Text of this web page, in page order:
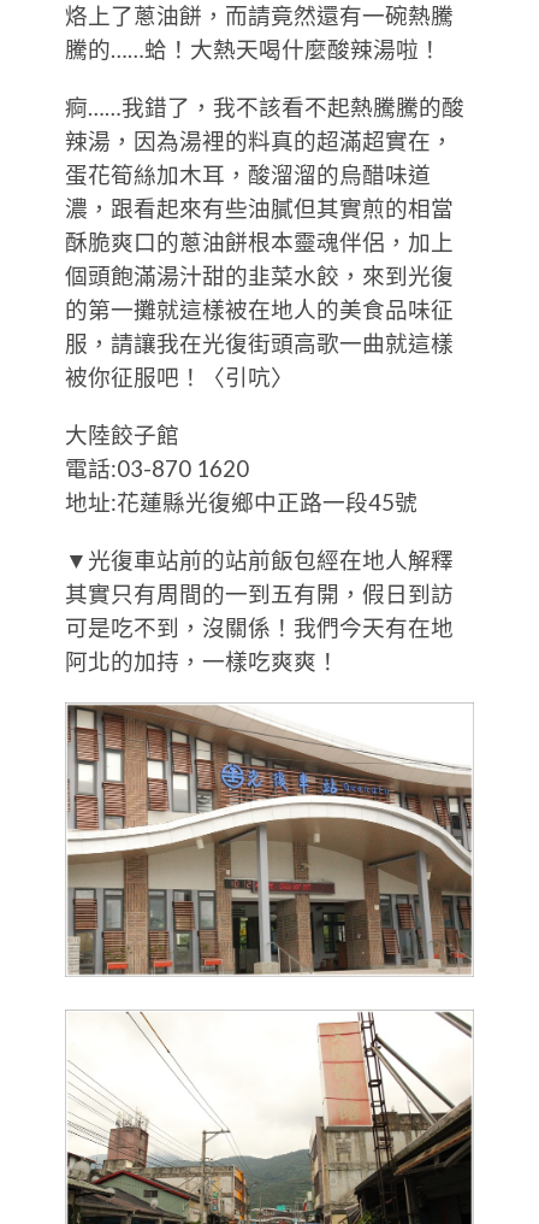
烙上了蔥油餅，而請竟然還有一碗熱騰
騰的……蛤！大熱天喝什麼酸辣湯啦！
痾……我錯了，我不該看不起熱騰騰的酸
辣湯，因為湯裡的料真的超滿超實在，
蛋花筍絲加木耳，酸溜溜的烏醋味道
濃，跟看起來有些油膩但其實煎的相當
酥脆爽口的蔥油餅根本靈魂伴侶，加上
個頭飽滿湯汁甜的韭菜水餃，來到光復
的第一攤就這樣被在地人的美食品味征
服，請讓我在光復街頭高歌一曲就這樣
被你征服吧！〈引吭〉
大陸餃子館
電話:03-870 1620
地址:花蓮縣光復鄉中正路一段45號
▼光復車站前的站前飯包經在地人解釋
其實只有周間的一到五有開，假日到訪
可是吃不到，沒關係！我們今天有在地
阿北的加持，一樣吃爽爽！